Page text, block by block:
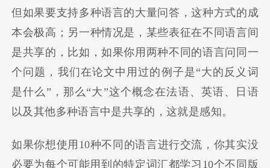
但如果要支持多种语言的大量问答，这种方式的成
本会极高；另一种情况是，某些表征在不同语言间
是共享的，比如，如果你用两种不同的语言问同一
个问题，我们在论文中用过的例子是“大的反义词
是什么”，那么“大”这个概念在法语、英语、日语
以及其他多种语言中是共享的，这就是感知。
如果你想使用10种不同的语言进行交流，你其实没
必要为每个可能用到的特定词汇都学习10个不同版